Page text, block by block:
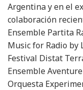
Argentina y en el
colaboración
Ensemble Partita
Music for Radio by
Festival Distat
Ensemble
Orquesta